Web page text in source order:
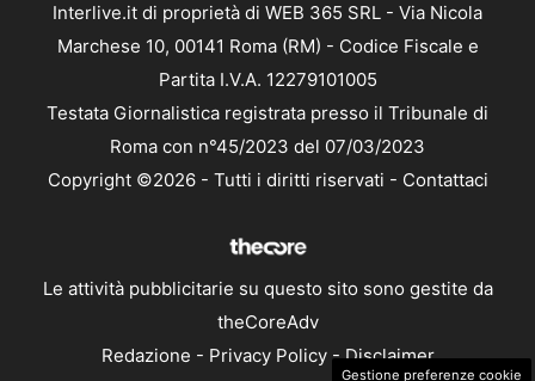
Interlive.it di proprietà di WEB 365 SRL - Via Nicola
Marchese 10, 00141 Roma (RM) - Codice Fiscale e
Partita I.V.A. 12279101005
Testata Giornalistica registrata presso il Tribunale di
Roma con n°45/2023 del 07/03/2023
Copyright ©2026 - Tutti i diritti riservati - Contattaci
Le attività pubblicitarie su questo sito sono gestite da
theCoreAdv
Redazione - Privacy Policy-Disclaimer
Gestione preferenze cookie